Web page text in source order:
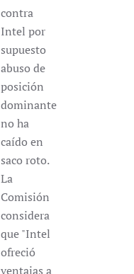
contra
Intel por
supuesto
abuso de
posición
dominante
no ha
caído en
saco roto.
La
Comisión
considera
que "Intel
ofreció
ventajas a